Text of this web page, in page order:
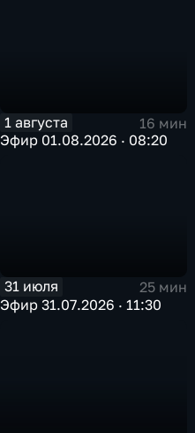
1 августа
16 мин
Эфир 01.08.2026 · 08:20
31 июля
25 мин
Эфир 31.07.2026 · 11:30